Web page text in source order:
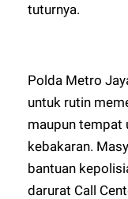
tuturnya.
Polda Metro
untuk rutin
maupun tempat
kebakaran.
bantuan
darurat Call